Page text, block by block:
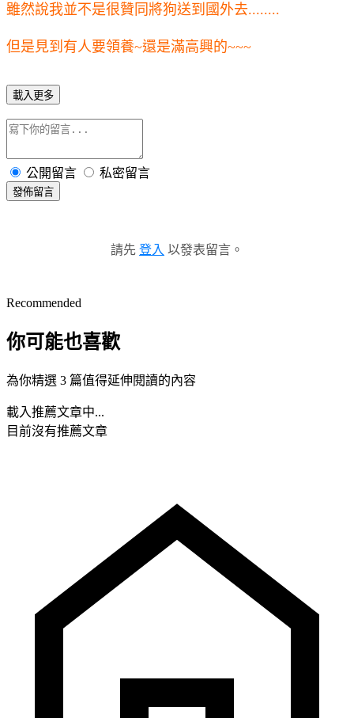
雖然說我並不是很贊同將狗送到國外去........
但是見到有人要領養~還是滿高興的~~~
載入更多
公開留言 私密留言
發佈留言
請先 登入 以發表留言。
Recommended
你可能也喜歡
為你精選 3 篇值得延伸閱讀的內容
載入推薦文章中...
目前沒有推薦文章